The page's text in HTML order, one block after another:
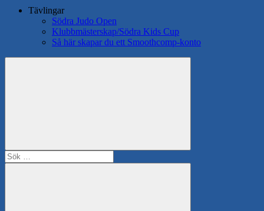
Tävlingar
Södra Judo Open
Klubbmästerskap/Södra Kids Cup
Så här skapar du ett Smoothcomp-konto
Search
Sök
efter: